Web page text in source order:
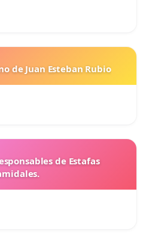
de Juan Esteban Rubio
de Estafas